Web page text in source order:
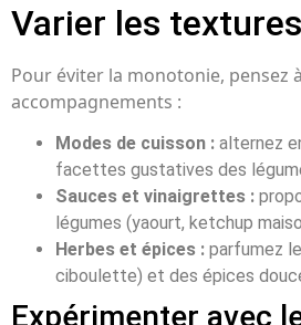
Varier les
Pour éviter la monotonie, pensez
accompagnements :
Modes de cuisson : alternez
facettes gustatives des
Sauces et vinaigrettes :
légumes (yaourt, ketchup
Herbes et épices : parfumez
ciboulette) et des épices
Expérimenter avec